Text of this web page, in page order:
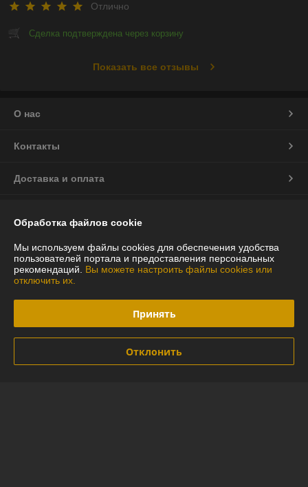
Отлично
Сделка подтверждена через корзину
Показать все отзывы
О нас
Контакты
Доставка и оплата
Полная версия сайта
Политика обработки cookies
Обработка файлов cookie
Мы используем файлы cookies для обеспечения удобства
пользователей портала и предоставления персональных
рекомендаций. Вы можете настроить файлы cookies или
отключить их.
Принять
Отклонить